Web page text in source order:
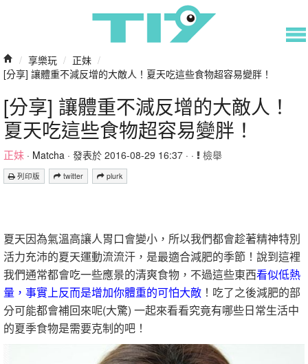
/ 享樂玩 / 正妹 /
[分享] 讓體重不減反增的大敵人！夏天吃這些食物超容易變胖！
[分享] 讓體重不減反增的大敵人！
夏天吃這些食物超容易變胖！
正妹 · Matcha · 發表於 2016-08-29 16:37 · · 檢舉
列印版 twitter plurk
夏天因為氣溫高讓人胃口會變小，所以我們都會趁著精神特別
活力充沛的夏天運動流流汗，是最適合減肥的季節！說到這裡
我們通常都會吃一些應景的清爽食物，不過這些東西看似低熱
量，事實上反而是增加你體重的可怕大敵 ！吃了之後減肥的部
分可能都會補回來呢(大驚) 一起來看看究竟有哪些日常生活中
的夏季食物是需要克制的吧！